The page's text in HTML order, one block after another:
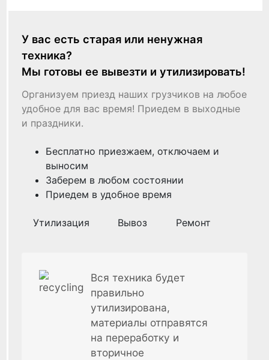
У вас есть старая или ненужная
техника?
Мы готовы ее вывезти и утилизировать!
Организуем приезд наших грузчиков на любое
удобное для вас время! Приедем в выходные
и праздники.
Бесплатно приезжаем, отключаем и
выносим
Заберем в любом состоянии
Приедем в удобное время
Утилизация Вывоз Ремонт
Вся техника будет
правильно
утилизирована,
материалы отправятся
на переработку и
вторичное